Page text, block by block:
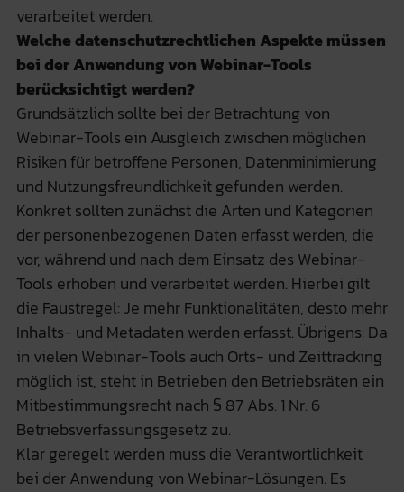
verarbeitet werden.
Welche datenschutzrechtlichen Aspekte müssen
bei der Anwendung von Webinar-Tools
berücksichtigt werden?
Grundsätzlich sollte bei der Betrachtung von
Webinar-Tools ein Ausgleich zwischen möglichen
Risiken für betroffene Personen, Datenminimierung
und Nutzungsfreundlichkeit gefunden werden.
Konkret sollten zunächst die Arten und Kategorien
der personenbezogenen Daten erfasst werden, die
vor, während und nach dem Einsatz des Webinar-
Tools erhoben und verarbeitet werden. Hierbei gilt
die Faustregel: Je mehr Funktionalitäten, desto mehr
Inhalts- und Metadaten werden erfasst. Übrigens: Da
in vielen Webinar-Tools auch Orts- und Zeittracking
möglich ist, steht in Betrieben den Betriebsräten ein
Mitbestimmungsrecht nach § 87 Abs. 1 Nr. 6
Betriebsverfassungsgesetz zu.
Klar geregelt werden muss die Verantwortlichkeit
bei der Anwendung von Webinar-Lösungen. Es